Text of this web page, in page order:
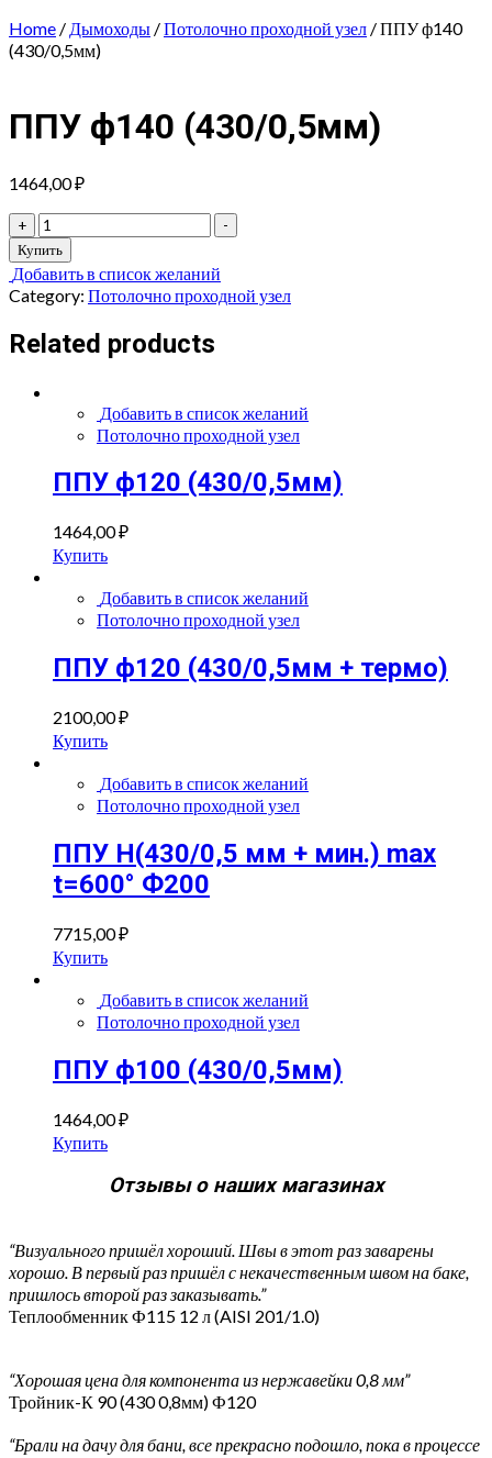
Home / Дымоходы /Потолочно проходной узел / ППУ ф140
(430/0,5мм)
ППУ ф140 (430/0,5мм)
1464,00₽
+
ППУ
ф140
(430/0,5мм)
quantity
-
Купить
Добавить в список желаний
Category: Потолочно проходной узел
Related products
Добавить в список желаний
Потолочно проходной узел
ППУ ф120 (430/0,5мм)
1464,00₽
Купить
Добавить в список желаний
Потолочно проходной узел
ППУ ф120 (430/0,5мм + термо)
2100,00₽
Купить
Добавить в список желаний
Потолочно проходной узел
ППУ Н(430/0,5 мм + мин.) max
t=600° Ф200
7715,00₽
Купить
Добавить в список желаний
Потолочно проходной узел
ППУ ф100 (430/0,5мм)
1464,00₽
Купить
Отзывы о наших магазинах
“Визуального пришёл хороший. Швы в этот раз заварены
хорошо. В первый раз пришёл с некачественным швом на баке,
пришлось второй раз заказывать.”
Теплообменник Ф115 12 л (AISI 201/1.0)
“Хорошая цена для компонента из нержавейки 0,8 мм”
Тройник-К 90 (430 0,8мм) Ф120
“Брали на дачу для бани, все прекрасно подошло, пока в процессе